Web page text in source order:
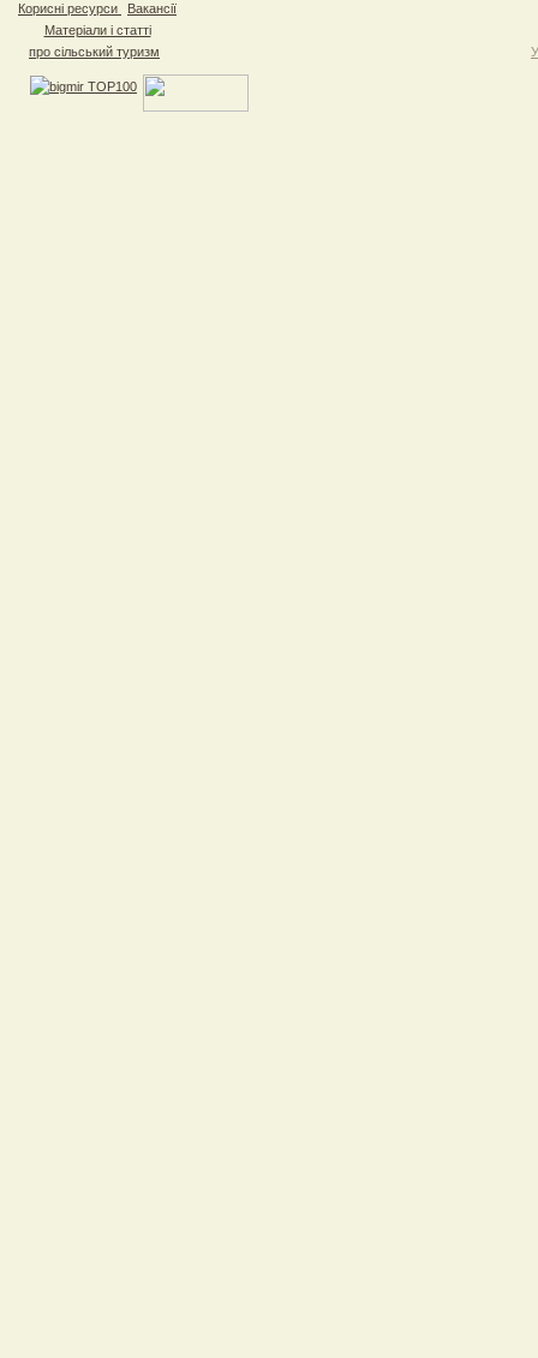
Корисні ресурси
Вакансії
Матеріали і статті
про сільський туризм